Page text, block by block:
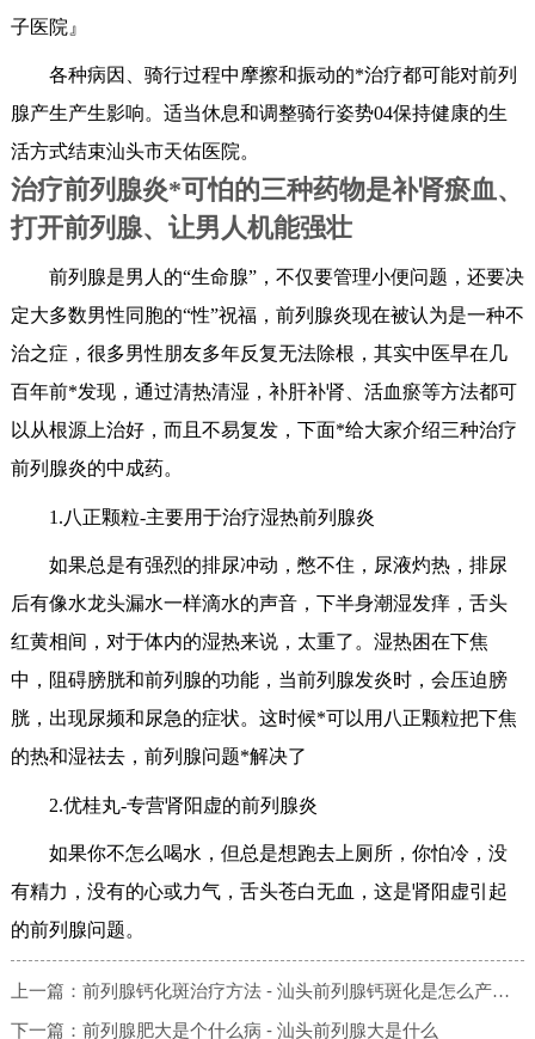
子医院』
各种病因、骑行过程中摩擦和振动的*治疗都可能对前列
腺产生产生影响。适当休息和调整骑行姿势04保持健康的生
活方式结束汕头市天佑医院。
治疗前列腺炎*可怕的三种药物是补肾瘀血、
打开前列腺、让男人机能强壮
前列腺是男人的“生命腺”，不仅要管理小便问题，还要决
定大多数男性同胞的“性”祝福，前列腺炎现在被认为是一种不
治之症，很多男性朋友多年反复无法除根，其实中医早在几
百年前*发现，通过清热清湿，补肝补肾、活血瘀等方法都可
以从根源上治好，而且不易复发，下面*给大家介绍三种治疗
前列腺炎的中成药。
1.八正颗粒-主要用于治疗湿热前列腺炎
如果总是有强烈的排尿冲动，憋不住，尿液灼热，排尿
后有像水龙头漏水一样滴水的声音，下半身潮湿发痒，舌头
红黄相间，对于体内的湿热来说，太重了。湿热困在下焦
中，阻碍膀胱和前列腺的功能，当前列腺发炎时，会压迫膀
胱，出现尿频和尿急的症状。这时候*可以用八正颗粒把下焦
的热和湿祛去，前列腺问题*解决了
2.优桂丸-专营肾阳虚的前列腺炎
如果你不怎么喝水，但总是想跑去上厕所，你怕冷，没
有精力，没有的心或力气，舌头苍白无血，这是肾阳虚引起
的前列腺问题。
上一篇： 前列腺钙化斑治疗方法 - 汕头前列腺钙斑化是怎么产生的
下一篇： 前列腺肥大是个什么病 - 汕头前列腺大是什么